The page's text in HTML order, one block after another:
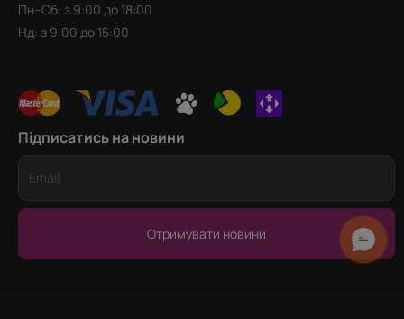
Пн–Сб: з 9:00 до 18:00
Нд: з 9:00 до 15:00
Підписатись на новини
Отримувати новини